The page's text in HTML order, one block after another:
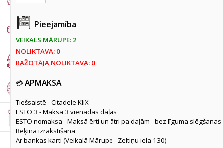
Mērinstrumenti
Individuālie darba aizsardzības līdzekļi
Abrazīvi
Urbji/Frēzes/Kalti/Uzgaļi (2624)
Uzgaļi(332)
Pieejamība
VEIKALS MĀRUPE: 2
NOLIKTAVA: 0
RAŽOTĀJA NOLIKTAVA: 0
💳 APMAKSA
Tiešsaistē - Citadele KliX
ESTO 3 - Maksā 3 vienādās daļās
ESTO nomaksa - Maksā ērti un ātri pa daļām - bez līguma slēgšanas
Rēķina izrakstīšana
Ar bankas karti (Veikalā Mārupe - Zeltiņu iela 130)